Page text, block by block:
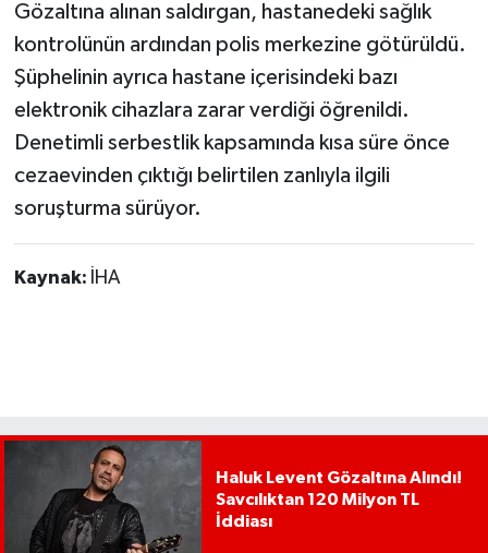
Gözaltına alınan saldırgan, hastanedeki sağlık
kontrolünün ardından polis merkezine götürüldü.
Şüphelinin ayrıca hastane içerisindeki bazı
elektronik cihazlara zarar verdiği öğrenildi.
Denetimli serbestlik kapsamında kısa süre önce
cezaevinden çıktığı belirtilen zanlıyla ilgili
soruşturma sürüyor.
Kaynak: İHA
Haluk Levent Gözaltına Alındı!
Savcılıktan 120 Milyon TL
İddiası